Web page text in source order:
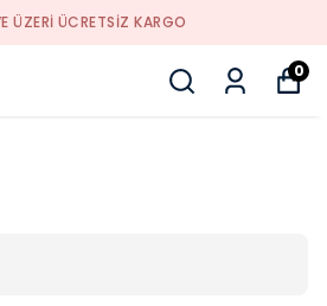
ÜZERI ÜCRETSIZ KARGO
0